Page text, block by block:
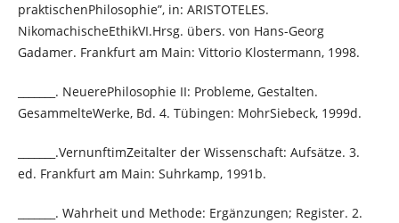
praktischenPhilosophie”, in: ARISTOTELES.
NikomachischeEthikVI.Hrsg. übers. von Hans-Georg
Gadamer. Frankfurt am Main: Vittorio Klostermann, 1998.
_______. NeuerePhilosophie II: Probleme, Gestalten.
GesammelteWerke, Bd. 4. Tübingen: MohrSiebeck, 1999d.
_______.VernunftimZeitalter der Wissenschaft: Aufsätze. 3.
ed. Frankfurt am Main: Suhrkamp, 1991b.
_______. Wahrheit und Methode: Ergänzungen; Register. 2.